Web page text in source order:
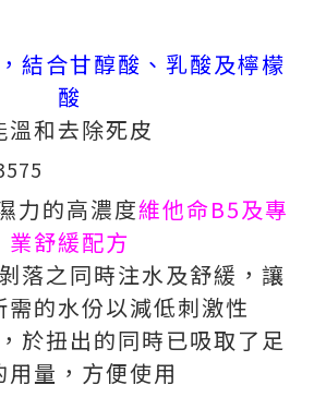
結合甘醇酸、乳酸及檸檬
酸
溫和去除死皮
力的高濃度維他命B5及專
業舒緩配方
落之同時注水及舒緩，讓
需的水份以減低刺激性
於扭出的同時已吸取了足
用量，方便使用